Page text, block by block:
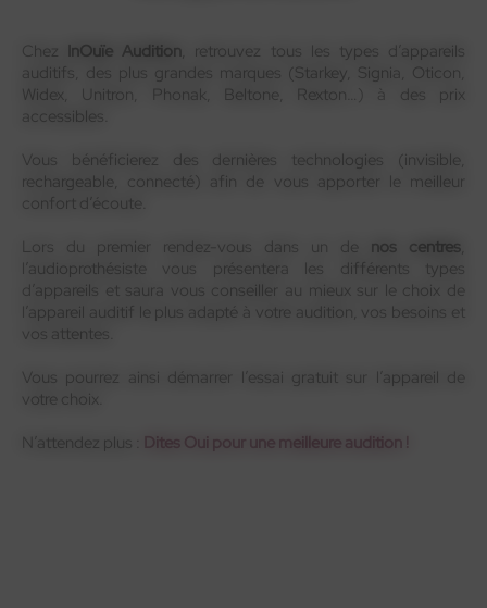
Chez InOuïe Audition, retrouvez tous les types d’appareils
auditifs, des plus grandes marques (Starkey, Signia, Oticon,
Widex, Unitron, Phonak, Beltone, Rexton…) à des prix
accessibles.
Vous bénéficierez des dernières technologies (invisible,
rechargeable, connecté) afin de vous apporter le meilleur
confort d’écoute.
Lors du premier rendez-vous dans un de nos centres,
l’audioprothésiste vous présentera les différents types
d’appareils et saura vous conseiller au mieux sur le choix de
l’appareil auditif le plus adapté à votre audition, vos besoins et
vos attentes.
Vous pourrez ainsi démarrer l’essai gratuit sur l’appareil de
votre choix.
N’attendez plus :
Dites Oui pour une meilleure audition !